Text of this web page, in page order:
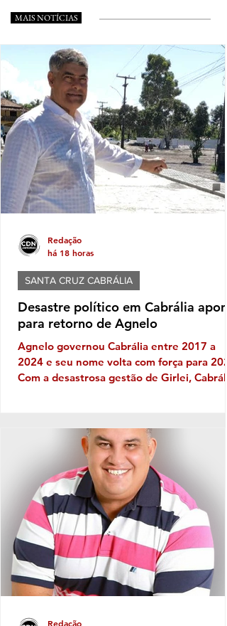
MAIS NOTÍCIAS
Desastre político em Cabrália
para retorno de Agnelo
Agnelo governou Cabrália entre 2017 a
2024 e seu nome volta com força para
Com a desastrosa gestão de Girlei,
desgoverno, baixas de aliados, firulas do
gestor e sucessivos erros administrativos
são os ingredientes do que se tornou a
governança no município de
SantaCruzCabrália, fator que leva os
moradores a refletir, sobretudo em quem e
SANTA CRUZ CABRÁLIA
Redação
há 18 horas
Redação